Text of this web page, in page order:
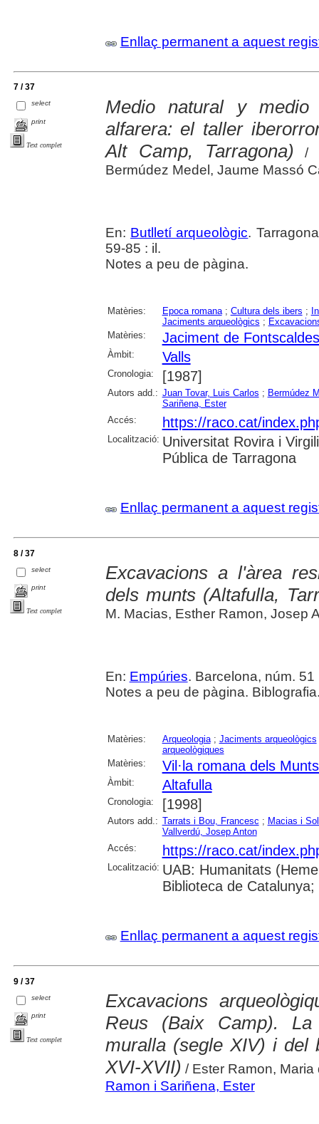
Enllaç permanent a aquest
7 / 37
select
print
Text complet
Medio natural y
alfarera: el taller
Alt Camp, Tarragona) /
Bermúdez Medel, Jaume Massó
En: Butlletí arqueològic.
59-85 : il.
Notes a peu de pàgina.
Matèries: Epoca romana; Cultura dels ibers ;
Jaciments arqueològics ;
Matèries:
Jaciment de
Àmbit: Valls
Cronologia: [1987]
Autors add.: Juan Tovar, Luis Carlos ; Bermúdez
Sariñena, Ester
Accés:
https://raco.cat/
Localització: Universitat Rovira i
Pública de Tarragona
Enllaç permanent a aquest
8 / 37
select
print
Text complet
Excavacions a l'àrea
dels munts (Altafulla,
M. Macias, Esther Ramon, Josep
En: Empúries. Barcelona, núm.
Notes a peu de pàgina.
Matèries: Arqueologia; Jaciments arqueològics
arqueològiques
Matèries:
Vil·la romana dels
Àmbit: Altafulla
Cronologia: [1998]
Autors add.: Tarrats i Bou, Francesc ; Macias i
Vallverdú, Josep Anton
Accés:
https://raco.cat/
Localització: UAB: Humanitats
Biblioteca de
Enllaç permanent a aquest
9 / 37
select
print
Text complet
Excavacions
Reus (Baix Camp).
muralla (segle XIV) i del
XVI-XVII) / Ester Ramon,
Ramon i Sariñena, Ester